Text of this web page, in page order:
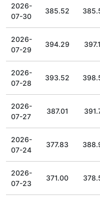
2026-
07-30
385.52
2026-
07-29
394.29
2026-
07-28
393.52
2026-
07-27
387.01
2026-
07-24
377.83
2026-
07-23
371.00